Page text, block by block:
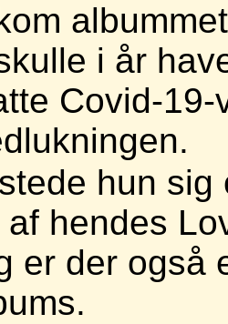
i år
Covid-
hun
hendes
er der også